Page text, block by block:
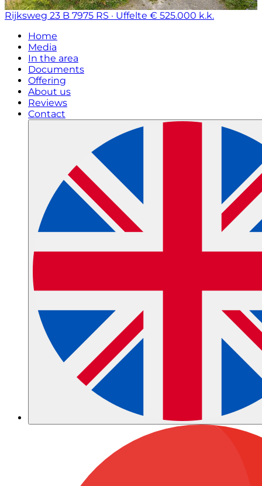
Rijksweg 23 B 7975 RS · Uffelte € 525.000 k.k.
Home
Media
In the area
Documents
Offering
About us
Reviews
Contact